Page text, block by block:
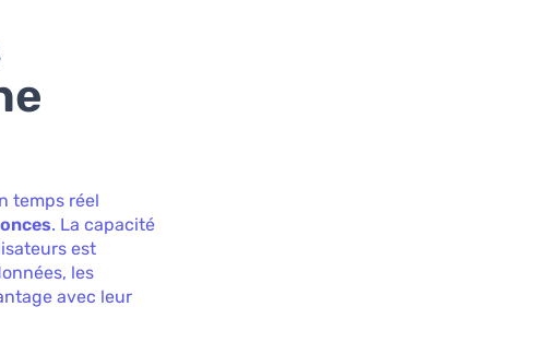
temps réel
. La capacité
est
les
avec leur